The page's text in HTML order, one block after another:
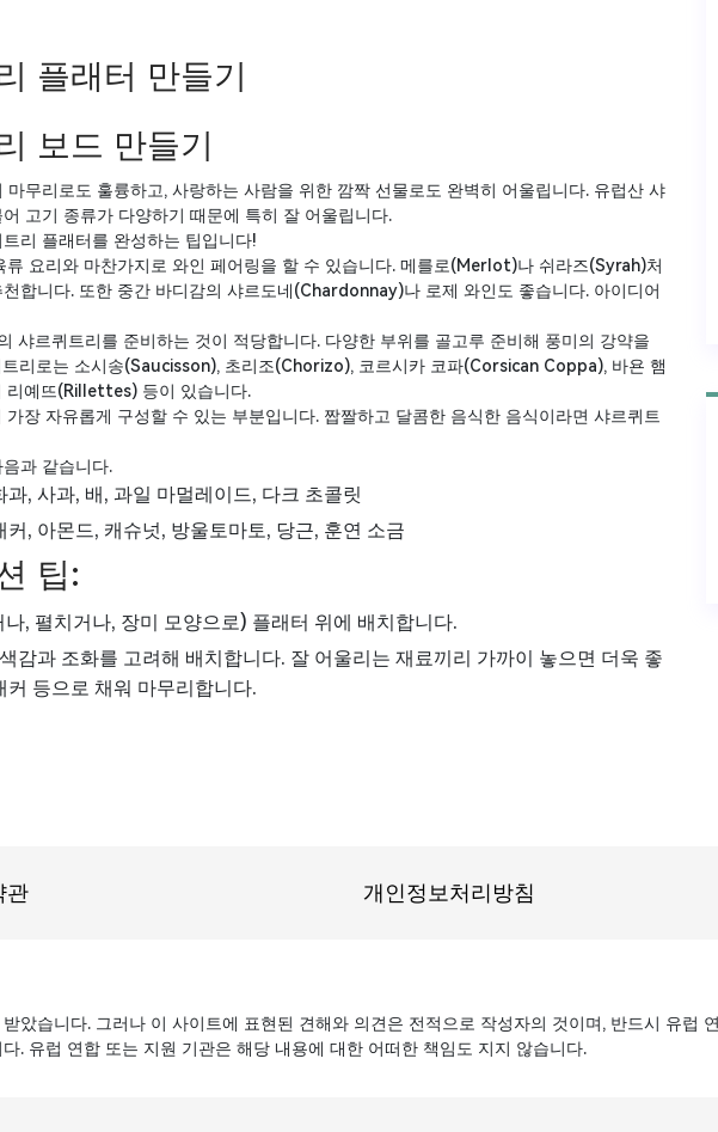
플래터 만들기
보드 만들기
무리로도 훌륭하고, 사랑하는 사람을 위한 깜짝 선물로도 완벽히 어울립니다. 유럽산 샤
고기 종류가 다양하기 때문에 특히 잘 어울립니다.
리 플래터를 완성하는 팁입니다!
류 요리와 마찬가지로 와인 페어링을 할 수 있습니다. 메를로(Merlot)나 쉬라즈(Syrah)처
합니다. 또한 중간 바디감의 샤르도네(Chardonnay)나 로제 와인도 좋습니다. 아이디어
샤르퀴트리를 준비하는 것이 적당합니다. 다양한 부위를 골고루 준비해 풍미의 강약을
리로는 소시송(Saucisson), 초리조(Chorizo), 코르시카 코파(Corsican Coppa), 바욘 햄
리예뜨(Rillettes) 등이 있습니다.
장 자유롭게 구성할 수 있는 부분입니다. 짭짤하고 달콤한 음식한 음식이라면 샤르퀴트
과 같습니다.
과, 사과, 배, 과일 마멀레이드, 다크 초콜릿
커, 아몬드, 캐슈넛, 방울토마토, 당근, 훈연 소금
팁:
, 펼치거나, 장미 모양으로) 플래터 위에 배치합니다.
감과 조화를 고려해 배치합니다. 잘 어울리는 재료끼리 가까이 놓으면 더욱 좋
등으로 채워 마무리합니다.
관 개인정보처리방침
았습니다. 그러나 이 사이트에 표현된 견해와 의견은 전적으로 작성자의 것이며, 반드시 유럽
. 유럽 연합 또는 지원 기관은 해당 내용에 대한 어떠한 책임도 지지 않습니다.